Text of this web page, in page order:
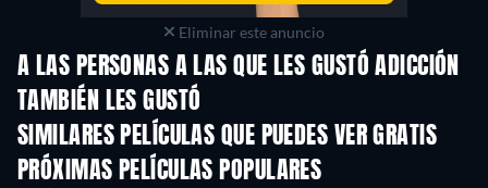
Eliminar este anuncio
A LAS PERSONAS A LAS QUE LES GUSTÓ ADICCIÓN
TAMBIÉN LES GUSTÓ
SIMILARES PELÍCULAS QUE PUEDES VER GRATIS
PRÓXIMAS PELÍCULAS POPULARES